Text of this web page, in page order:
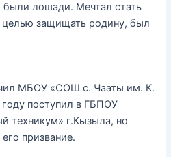
лошади. Мечтал стать
целью защищать родину, был
МБОУ «СОШ с. Чааты им. К.
поступил в ГБПОУ
техникум» г.Кызыла, но
призвание.